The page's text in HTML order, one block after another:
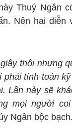
Thuý Ngân
Nên hai diễn
thôi nhưng
phải tính toán
Lần này sẽ
mọi người
Ngân bộc bạch.